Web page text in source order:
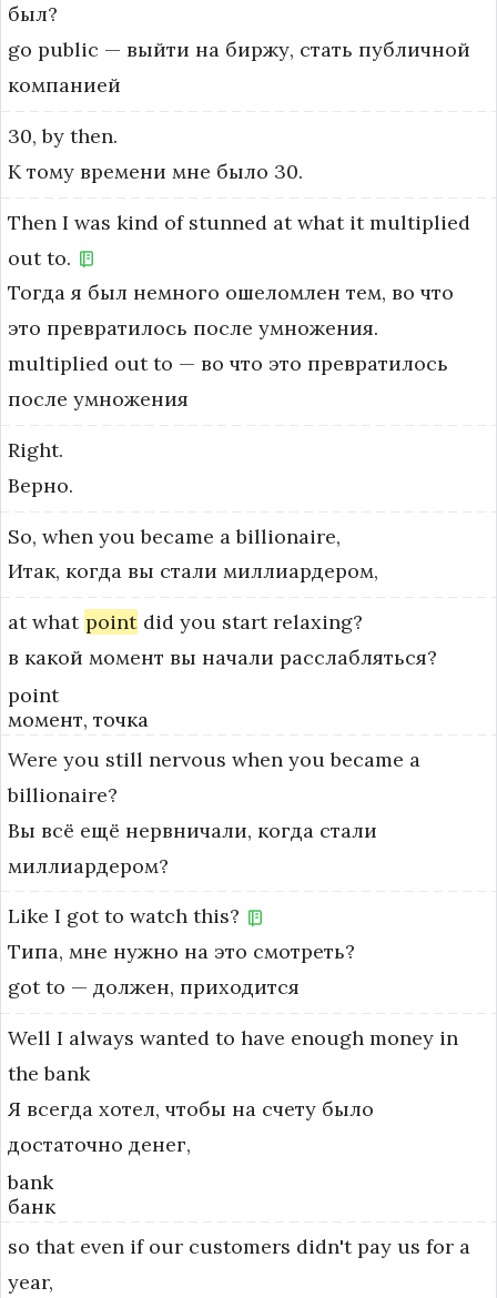
был?
go public — выйти на биржу, стать публичной
компанией
30, by then.
К тому времени мне было 30.
Then I was kind of stunned at what it multiplied
out to.
Тогда я был немного ошеломлен тем, во что
это превратилось после умножения.
multiplied out to — во что это превратилось
после умножения
Right.
Верно.
So, when you became a billionaire,
Итак, когда вы стали миллиардером,
at what point did you start relaxing?
в какой момент вы начали расслабляться?
point
момент, точка
Were you still nervous when you became a
billionaire?
Вы всё ещё нервничали, когда стали
миллиардером?
Like I got to watch this?
Типа, мне нужно на это смотреть?
got to — должен, приходится
Well I always wanted to have enough money in
the bank
Я всегда хотел, чтобы на счету было
достаточно денег,
bank
банк
so that even if our customers didn't pay us for a
year,